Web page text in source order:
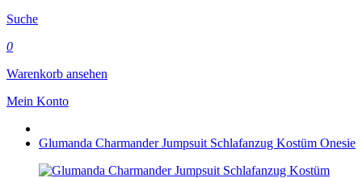
Suche
0
Warenkorb ansehen
Mein Konto
Glumanda Charmander Jumpsuit Schlafanzug Kostüm Onesie